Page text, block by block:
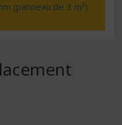
(panneau de 3 m²)